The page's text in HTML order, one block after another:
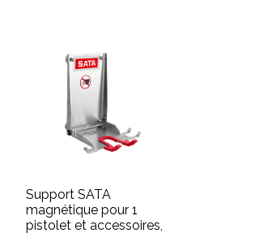
Support SATA
magnétique pour 1
pistolet et accessoires,